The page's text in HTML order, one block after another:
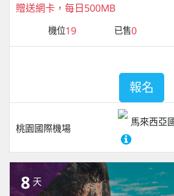
贈送網卡，每日500MB
機位19 已售0
桃園國際機場
馬來西亞
報名
8 天